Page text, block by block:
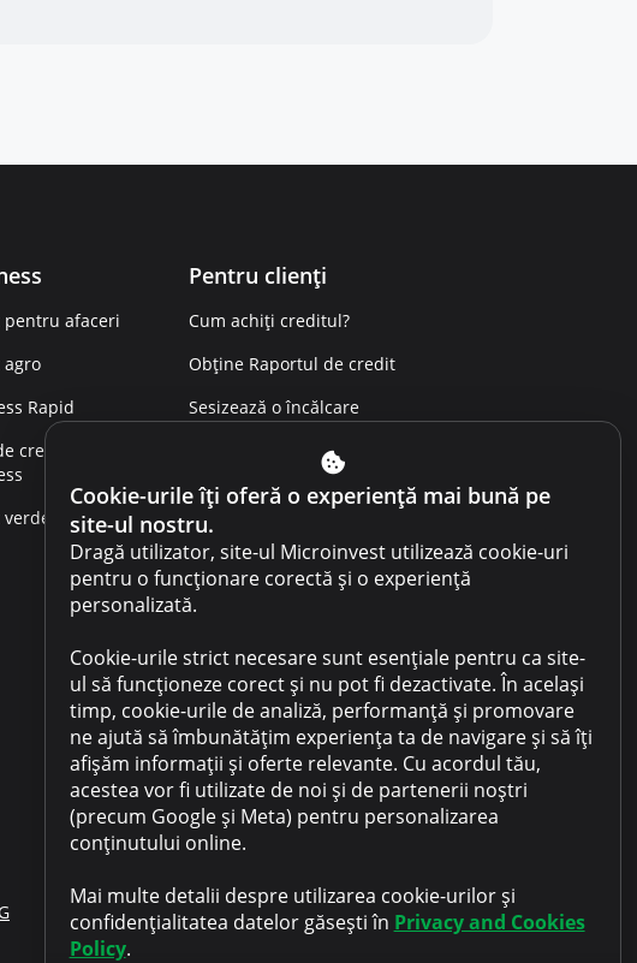
Cookie-urile îți oferă o experiență mai bună pe
site-ul nostru.
Dragă utilizator, site-ul Microinvest utilizează cookie-uri
pentru o funcționare corectă și o experiență
personalizată.
Cookie-urile strict necesare sunt esențiale pentru ca site-
ul să funcționeze corect și nu pot fi dezactivate. În același
timp, cookie-urile de analiză, performanță și promovare
ne ajută să îmbunătățim experiența ta de navigare și să îți
afișăm informații și oferte relevante. Cu acordul tău,
acestea vor fi utilizate de noi și de partenerii noștri
(precum Google și Meta) pentru personalizarea
conținutului online.
Mai multe detalii despre utilizarea cookie-urilor și
confidențialitatea datelor găsești în Privacy and Cookies
Policy.
pentru afaceri
agro
Rapid
credit
Pentru clienți
Cum achiți creditul?
Obține Raportul de credit
Sesizează o încălcare
Condiții de utilizare a site-ului
Condiții de utilizare a
cabinetului
Politica de confidențialitate
Politica prevenirii spălării
Vânzare gaj
Întrebări frecvente
Contacte